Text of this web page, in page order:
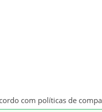
com políticas de